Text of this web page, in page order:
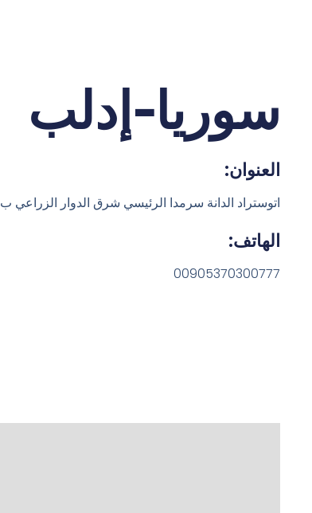
سوريا-إدلب
العنوان:
اتوستراد الدانة سرمدا الرئيسي شرق الدوار الزراعي ب 200 متر
الهاتف:
00905370300777